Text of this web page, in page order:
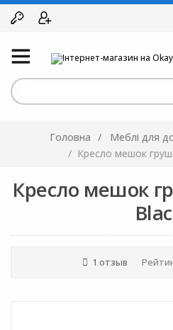
Головна Меблі для
Кресло мешок
Кресло мешок
1 отзыв